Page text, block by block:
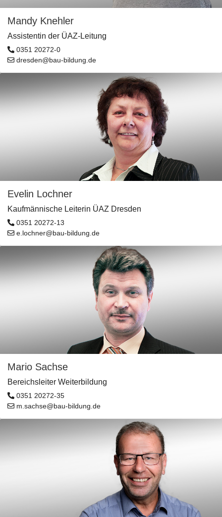
Mandy Knehler
Assistentin der ÜAZ-Leitung
0351 20272-0
dresden@bau-bildung.de
Evelin Lochner
Kaufmännische Leiterin ÜAZ Dresden
0351 20272-13
e.lochner@bau-bildung.de
Mario Sachse
Bereichsleiter Weiterbildung
0351 20272-35
m.sachse@bau-bildung.de